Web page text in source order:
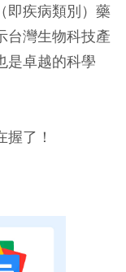
即疾病類別）藥
台灣生物科技產
是卓越的科學
了！